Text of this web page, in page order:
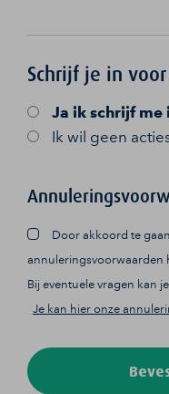
Schrijf je in
Ja ik schrijf
Ik wil geen
Door akkoord te
annuleringsvoorwaarden
Bij eventuele vragen kan
Je kan hier onze